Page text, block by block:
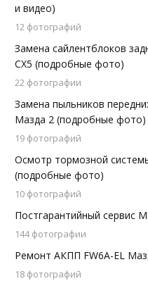
и видео)
12 фотографий
Замена сайлентблоков
СХ5 (подробные фото)
22 фотографии
Замена пыльников
Мазда 2 (подробные фото)
19 фотографий
Осмотр тормозной
(подробные фото)
10 фотографий
Постгарантийный сервис
144 фотографии
Ремонт АКПП FW6A-EL
18 фотографий